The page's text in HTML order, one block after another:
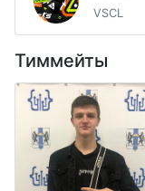
VSCL
Тиммейты